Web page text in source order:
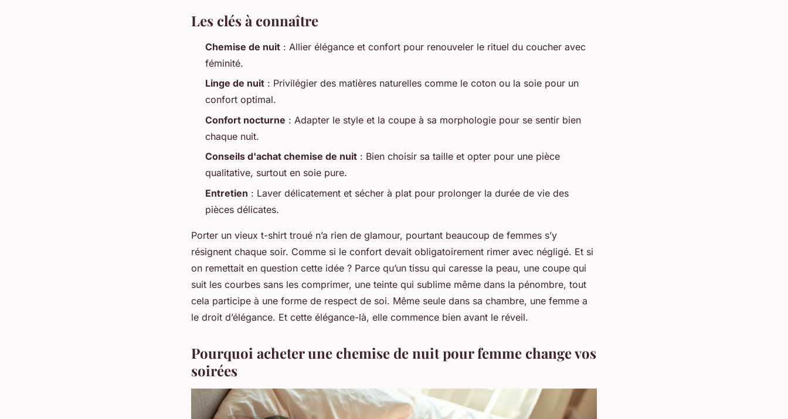
Top 5 chemises de nuit féminines
alliant confort et style
9 min de lecture
Les clés à connaître
Chemise de nuit : Allier élégance et confort pour renouveler le rituel du coucher avec
féminité.
Linge de nuit : Privilégier des matières naturelles comme le coton ou la soie pour un
confort optimal.
Confort nocturne : Adapter le style et la coupe à sa morphologie pour se sentir bien
chaque nuit.
Conseils d'achat chemise de nuit : Bien choisir sa taille et opter pour une pièce
qualitative, surtout en soie pure.
Entretien : Laver délicatement et sécher à plat pour prolonger la durée de vie des
pièces délicates.
Porter un vieux t-shirt troué n’a rien de glamour, pourtant beaucoup de femmes s’y
résignent chaque soir. Comme si le confort devait obligatoirement rimer avec négligé. Et si
on remettait en question cette idée ? Parce qu’un tissu qui caresse la peau, une coupe qui
suit les courbes sans les comprimer, une teinte qui sublime même dans la pénombre, tout
cela participe à une forme de respect de soi. Même seule dans sa chambre, une femme a
le droit d’élégance. Et cette élégance-là, elle commence bien avant le réveil.
Pourquoi acheter une chemise de nuit pour femme change vos
soirées